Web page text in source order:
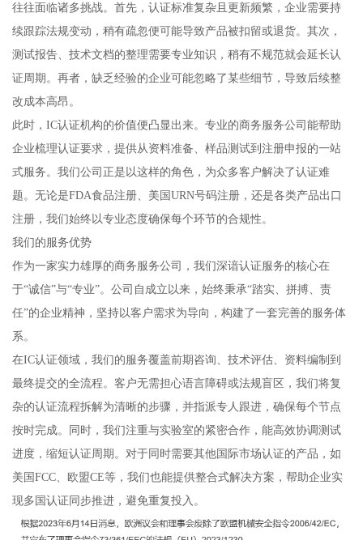
往往面临诸多挑战。首先，认证标准复杂且更新频繁，企业需要持
续跟踪法规变动，稍有疏忽便可能导致产品被扣留或退货。其次，
测试报告、技术文档的整理需要专业知识，稍有不规范就会延长认
证周期。再者，缺乏经验的企业可能忽略了某些细节，导致后续整
改成本高昂。
此时，IC认证机构的价值便凸显出来。专业的商务服务公司能帮助
企业梳理认证要求，提供从资料准备、样品测试到注册申报的一站
式服务。我们公司正是以这样的角色，为众多客户解决了认证难
题。无论是FDA食品注册、美国URN号码注册，还是各类产品出口
注册，我们始终以专业态度确保每个环节的合规性。
我们的服务优势
作为一家实力雄厚的商务服务公司，我们深谙认证服务的核心在
于“诚信”与“专业”。公司自成立以来，始终秉承“踏实、拼搏、责
任”的企业精神，坚持以客户需求为导向，构建了一套完善的服务体
系。
在IC认证领域，我们的服务覆盖前期咨询、技术评估、资料编制到
最终提交的全流程。客户无需担心语言障碍或法规盲区，我们将复
杂的认证流程拆解为清晰的步骤，并指派专人跟进，确保每个节点
按时完成。同时，我们注重与实验室的紧密合作，能高效协调测试
进度，缩短认证周期。对于同时需要其他国际市场认证的产品，如
美国FCC、欧盟CE等，我们也能提供整合式解决方案，帮助企业实
现多国认证同步推进，避免重复投入。